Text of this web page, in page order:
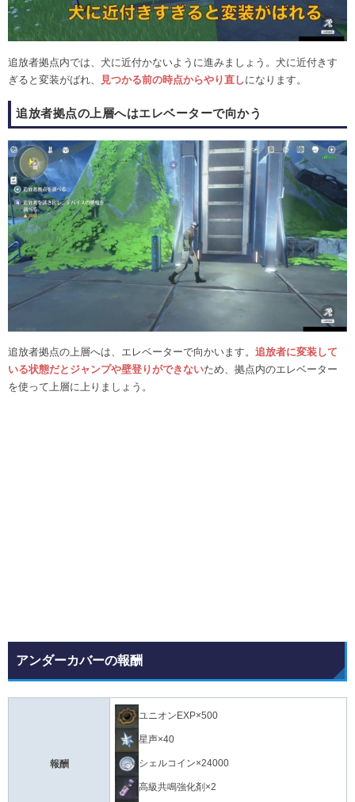
追放者拠点内では、犬に近付かないように進みましょう。犬に近付きす
ぎると変装がばれ、
見つかる前の時点からやり直しになります。
追放者拠点の上層へはエレベーターで向かう
追放者拠点の上層へは、エレベーターで向かいます。 追放者に変装して
いる状態だとジャンプや壁登りができないため、拠点内のエレベーター
を使って上層に上りましょう。
アンダーカバーの報酬
報酬
ユニオンEXP×500
星声×40
シェルコイン×24000
高級共鳴強化剤×2